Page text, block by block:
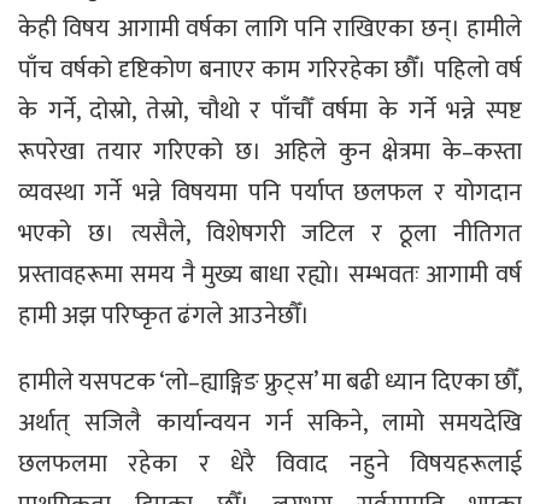
केही विषय आगामी वर्षका लागि पनि राखिएका छन्। हामीले
पाँच वर्षको दृष्टिकोण बनाएर काम गरिरहेका छौँ। पहिलो वर्ष
के गर्ने, दोस्रो, तेस्रो, चौथो र पाँचौँ वर्षमा के गर्ने भन्ने स्पष्ट
रूपरेखा तयार गरिएको छ। अहिले कुन क्षेत्रमा के–कस्ता
व्यवस्था गर्ने भन्ने विषयमा पनि पर्याप्त छलफल र योगदान
भएको छ। त्यसैले, विशेषगरी जटिल र ठूला नीतिगत
प्रस्तावहरूमा समय नै मुख्य बाधा रह्यो। सम्भवतः आगामी वर्ष
हामी अझ परिष्कृत ढंगले आउनेछौँ।
हामीले यसपटक ‘लो–ह्याङ्गिङ फ्रुट्स’ मा बढी ध्यान दिएका छौँ,
अर्थात् सजिलै कार्यान्वयन गर्न सकिने, लामो समयदेखि
छलफलमा रहेका र धेरै विवाद नहुने विषयहरूलाई